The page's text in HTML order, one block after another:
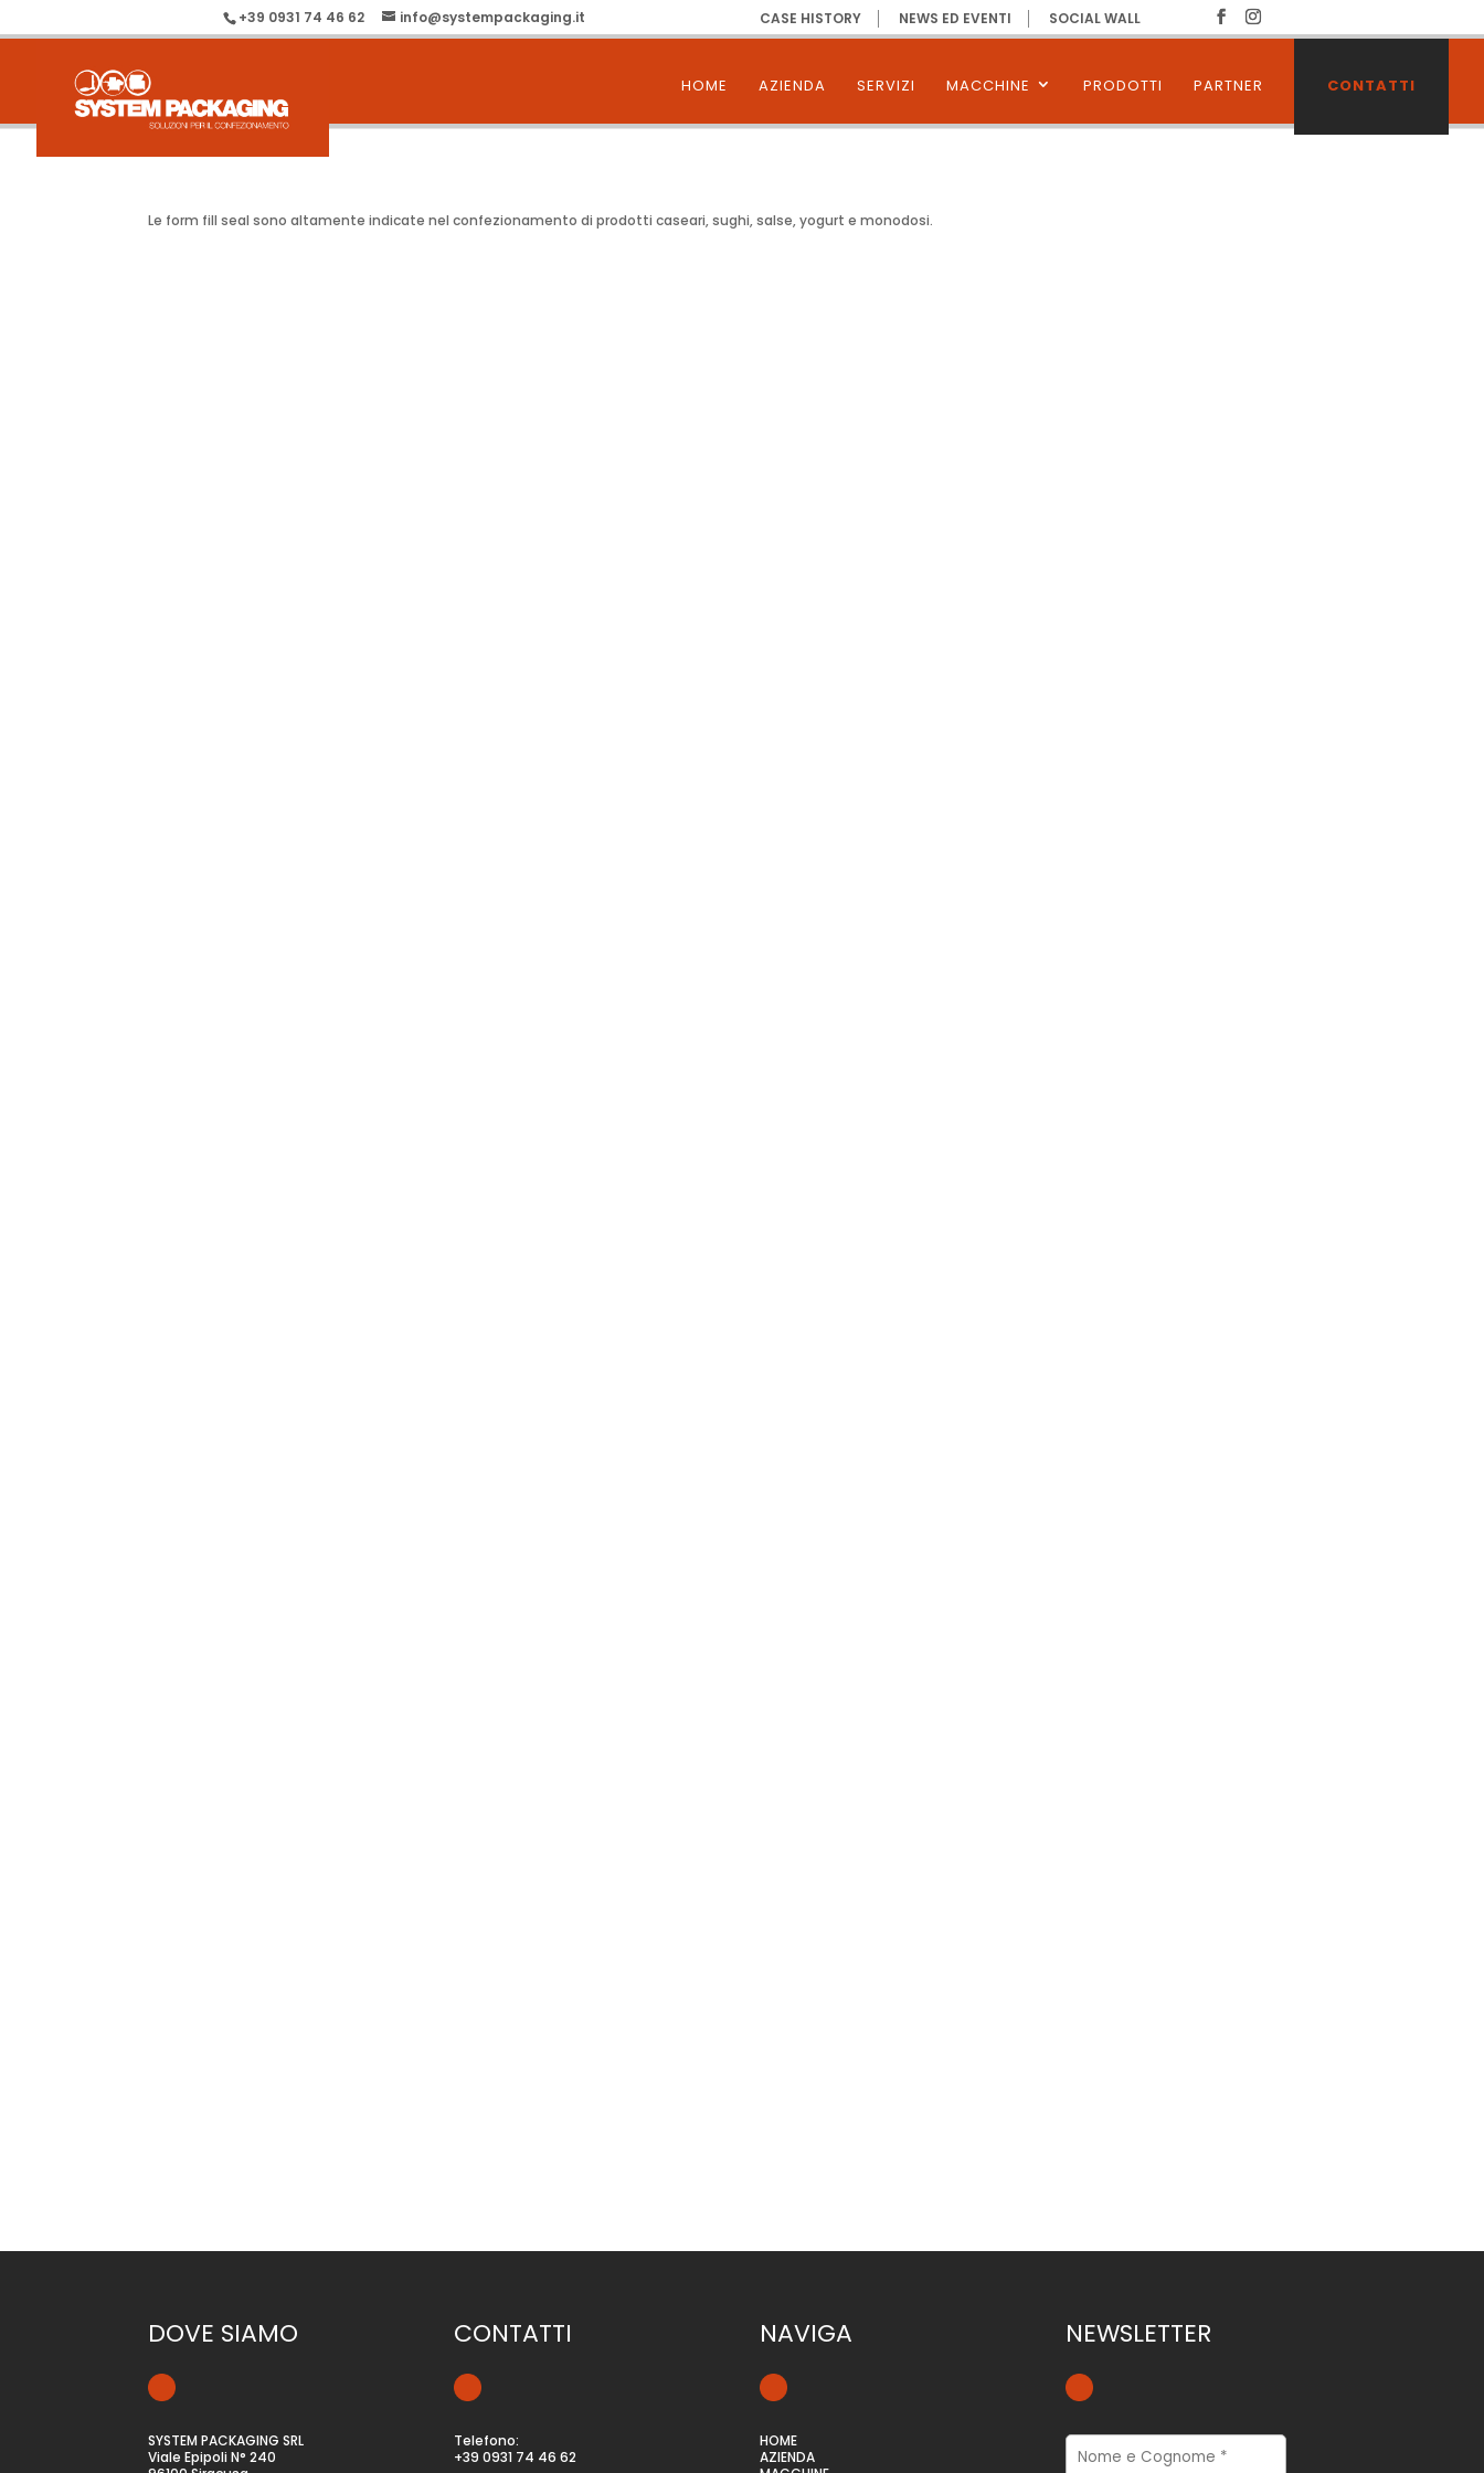
+39 0931 74 46 62 info@systempackaging.it CASE HISTORY NEWS ED EVENTI SOCIAL WALL
HOME AZIENDA SERVIZI MACCHINE PRODOTTI PARTNER CONTATTI
Le form fill seal sono altamente indicate nel confezionamento di prodotti caseari, sughi, salse, yogurt e monodosi.
DOVE SIAMO
SYSTEM PACKAGING SRL
Viale Epipoli N° 240
CONTATTI
Telefono:
+39 0931 74 46 62
NAVIGA
HOME
AZIENDA
NEWSLETTER